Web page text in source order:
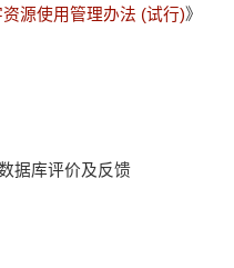
源使用管理办法 (试行)》
据库评价及反馈